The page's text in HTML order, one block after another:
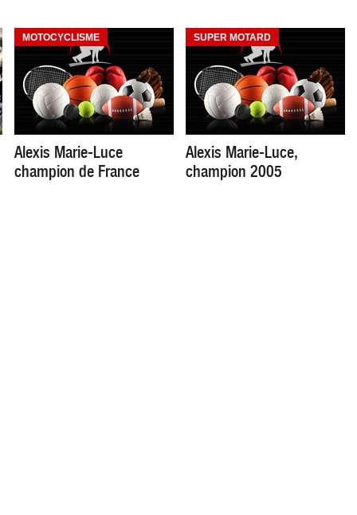
MOTOCYCLISME
Alexis Marie-Luce
champion de France
SUPER MOTARD
Alexis Marie-Luce,
champion 2005